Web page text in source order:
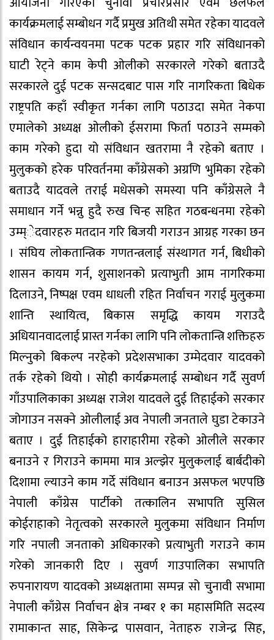
कार्यक्रमलाई सम्बोधन गर्दै प्रमुख अतिथी समेत रहेका यादवले
संविधान कार्यन्वयनमा पटक पटक प्रहार गरि संविधानको
घाटी रेट्ने काम केपी ओलीको सरकारले गरेको बताउदै
सरकारले दुई पटक सन्सदबाट पास गरि नागरिकता बिधेक
राष्ट्रपति कहाँ स्वीकृत गर्नका लागि पठाउदा समेत नेकपा
एमालेको अध्यक्ष ओलीको ईसरामा फिर्ता पठाउने सम्मको
काम गरेको हुदा यो संविधान खतरामा नै रहेको बताए ।
मुलुकको हरेक परिवर्तनमा काँग्रेसको अग्रणि भुमिका रहेको
बताउदै यादवले तराई मधेसको समस्या पनि काँग्रेसले नै
समाधान गर्ने भन्नु हुदै रुख चिन्ह सहित गठबन्धनमा रहेको
उम्म्ेदवारहरु मतदान गरि बिजयी गराउन आग्रह गरका छन
। संघिय लोकतान्त्रिक गणतन्त्रलाई संस्थागत गर्न, बिधीको
शासन कायम गर्न, शुसाशनको प्रत्याभुती आम नागरिकमा
दिलाउने, निष्पक्ष एवम धाधली रहित निर्वाचन गराई मुलुकमा
शान्ति स्थायित्व, बिकास समृद्धि कायम गराउदै
अधियानवादलाई प्रास्त गर्नका लागि पनि लोकतान्त्रि शक्तिहरु
मिल्नुको बिकल्प नरहेको प्रदेशसभाका उम्मेदवार यादवको
तर्क रहेको थियो । सोही कार्यक्रमलाई सम्बोधन गर्दै सुवर्ण
गाँउपालिकाका अध्यक्ष राजेश यादवले दुई तिहाईको सरकार
जोगाउन नसक्ने ओलीलाई अव नेपाली जनताले घुडा टेकाउने
बताए । दुई तिहाईको हाराहारीमा रहेको ओलीले सरकार
बनाउने र गिराउने काममा मात्र अल्झेर मुलुकलाई बार्बदीको
दिशामा ल्याउने काम गर्दे संविधान बनाउन असफल भएपछि
नेपाली काँग्रेस पार्टीको तत्कालिन सभापति सुसिल
कोईराहाको नेतृत्वको सरकारले मुलुकमा संविधान निर्माण
गरि नपाली जनताको अधिकारको प्रत्याभुती गराउने काम
गरेको जानकारी दिए । सुवर्ण गाउपालिका सभापति
रुपनारायण यादवको अध्यक्षतामा सम्पन्न सो चुनावी सभामा
नेपाली काँग्रेस निर्वाचन क्षेत्र नम्बर १ का महासमिति सदस्य
रामाकान्त साह, सिकेन्द्र पासवान, नेताहरु राजेन्द्र सिह,